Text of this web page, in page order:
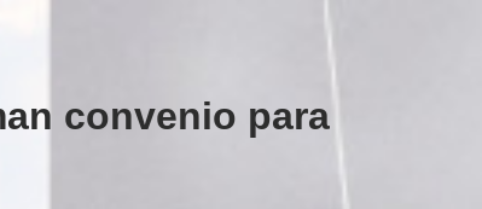
convenio para